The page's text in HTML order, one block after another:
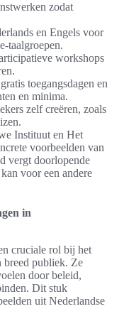
zodat
en Engels voor
taalgroepen.
workshops
toegangsdagen en
en minima.
zelf creëren, zoals
Instituut en Het
voorbeelden van
vergt doorlopende
voor een andere
in
cruciale rol bij het
breed publiek. Ze
door beleid,
Dit stuk
uit Nederlandse